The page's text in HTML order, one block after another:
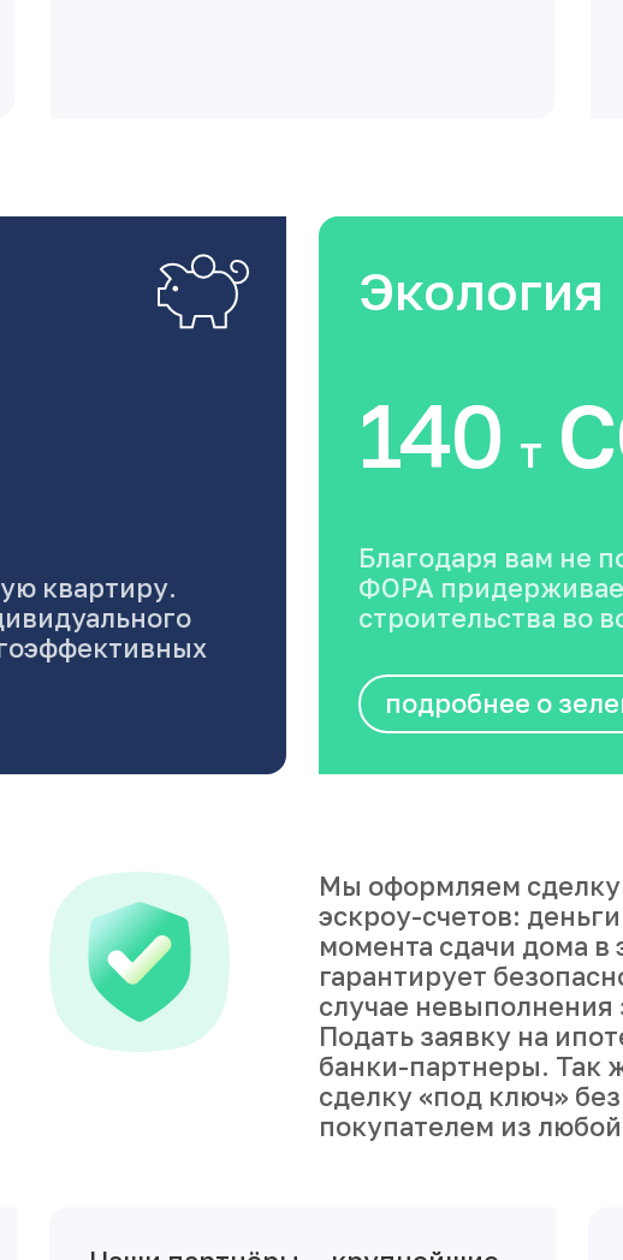
квартиру.
Экология
140 т
Благодаря вам не
ФОРА
строительства во
подробнее о
Мы оформляем сделку
эскроу-счетов:
момента сдачи дома в
гарантирует
случае невыполнения
Подать заявку на
банки-партнеры. Так
сделку «под ключ»
покупателем из